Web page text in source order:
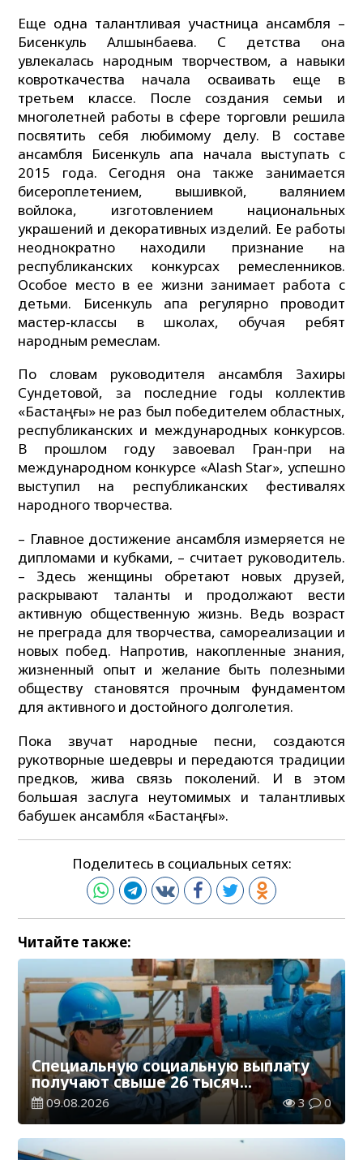
Еще одна талантливая участница ансамбля –
Бисенкуль Алшынбаева. С детства она
увлекалась народным творчеством, а навыки
ковроткачества начала осваивать еще в
третьем классе. После создания семьи и
многолетней работы в сфере торговли решила
посвятить себя любимому делу. В составе
ансамбля Бисенкуль апа начала выступать с
2015 года. Сегодня она также занимается
бисероплетением, вышивкой, валянием
войлока, изготовлением национальных
украшений и декоративных изделий. Ее работы
неоднократно находили признание на
республиканских конкурсах ремесленников.
Особое место в ее жизни занимает работа с
детьми. Бисенкуль апа регулярно проводит
мастер-классы в школах, обучая ребят
народным ремеслам.
По словам руководителя ансамбля Захиры
Сундетовой, за последние годы коллектив
«Бастаңғы» не раз был победителем областных,
республиканских и международных конкурсов.
В прошлом году завоевал Гран-при на
международном конкурсе «Alash Star», успешно
выступил на республиканских фестивалях
народного творчества.
– Главное достижение ансамбля измеряется не
дипломами и кубками, – считает руководитель.
– Здесь женщины обретают новых друзей,
раскрывают таланты и продолжают вести
активную общественную жизнь. Ведь возраст
не преграда для творчества, самореализации и
новых побед. Напротив, накопленные знания,
жизненный опыт и желание быть полезными
обществу становятся прочным фундаментом
для активного и достойного долголетия.
Пока звучат народные песни, создаются
рукотворные шедевры и передаются традиции
предков, жива связь поколений. И в этом
большая заслуга неутомимых и талантливых
бабушек ансамбля «Бастаңғы».
Поделитесь в социальных сетях:
Читайте также:
Специальную социальную выплату
получают свыше 26 тысяч
работников, занятых во вредных
условиях труда
09.08.2026 3 0